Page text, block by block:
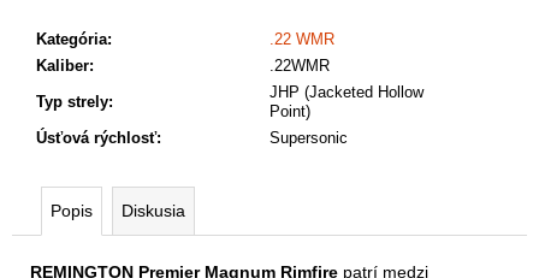
Kategória:
.22 WMR
Kaliber:
.22WMR
Typ strely:
JHP (Jacketed Hollow
Point)
Úsťová rýchlosť: Supersonic
Popis Diskusia
REMINGTON Premier Magnum Rimfire patrí medzi